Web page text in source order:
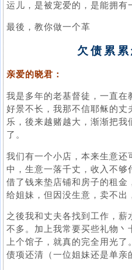
运儿，是被宠爱的，是能拥有
最後，教你做一个革
欠债累累
亲爱的晓君：
我是多年的老基督徒，一直在
好景不长，我那不信耶稣的丈
乐，後来越赌越大，渐渐把
了。
我们有一个小店，本来生意还
中，生意一落千丈，收入不够
借了钱来垫店铺和房子的租金
给姐妹，但因没生意，卖不出
之後我和丈夫各找到工作，
不多。加上我常要买些礼物丶
上个馆子，就真的完全用光了
债项还清（一位姐妹还是单亲